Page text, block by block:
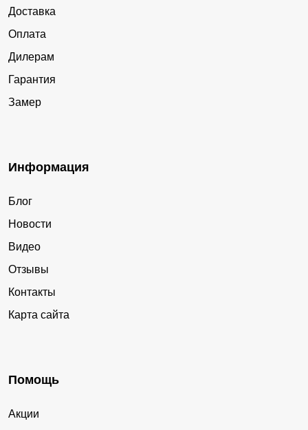
Доставка
Оплата
Дилерам
Гарантия
Замер
Информация
Блог
Новости
Видео
Отзывы
Контакты
Карта сайта
Помощь
Акции